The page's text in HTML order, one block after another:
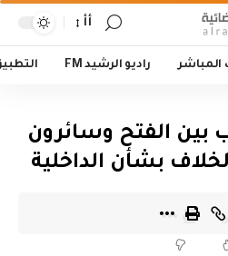
أأ
المباشر راديو الرشيد FM
بين الفتح وسائرون
بشأن الداخلية